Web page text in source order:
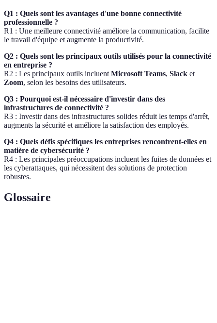
Q1 : Quels sont les avantages d'une bonne connectivité
professionnelle ?
R1 : Une meilleure connectivité améliore la communication, facilite
le travail d'équipe et augmente la productivité.
Q2 : Quels sont les principaux outils utilisés pour la connectivité
en entreprise ?
R2 : Les principaux outils incluentMicrosoft Teams, Slack et
Zoom, selon les besoins des utilisateurs.
Q3 : Pourquoi est-il nécessaire d'investir dans des
infrastructures de connectivité ?
R3 : Investir dans des infrastructures solides réduit les temps d'arrêt,
augments la sécurité et améliore la satisfaction des employés.
Q4 : Quels défis spécifiques les entreprises rencontrent-elles en
matière de cybersécurité ?
R4 : Les principales préoccupations incluent les fuites de données et
les cyberattaques, qui nécessitent des solutions de protection
robustes.
Glossaire